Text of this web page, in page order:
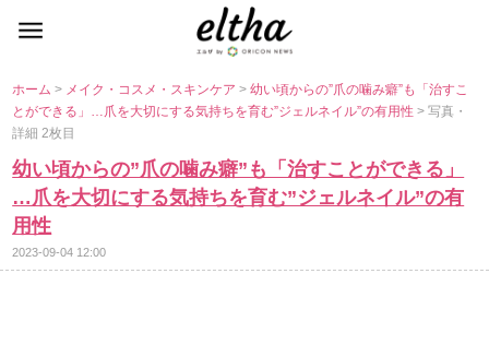
ホーム> メイク・コスメ・スキンケア>幼い頃からの”爪の噛み癖”も「治すこ
とができる」…爪を大切にする気持ちを育む”ジェルネイル”の有用性> 写真・
詳細 2枚目
幼い頃からの”爪の噛み癖”も「治すことができる」
…爪を大切にする気持ちを育む”ジェルネイル”の有
用性
2023-09-04 12:00